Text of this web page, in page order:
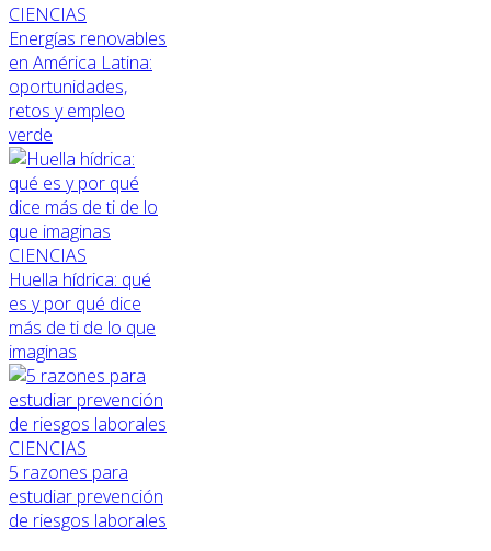
CIENCIAS
Energías renovables
en América Latina:
oportunidades,
retos y empleo
verde
CIENCIAS
Huella hídrica: qué
es y por qué dice
más de ti de lo que
imaginas
CIENCIAS
5 razones para
estudiar prevención
de riesgos laborales